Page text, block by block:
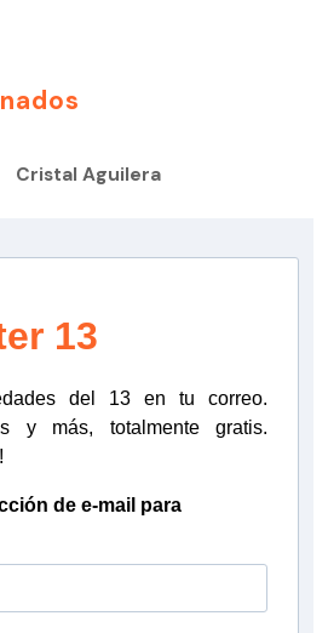
Cristal Aguilera
13
del 13 en tu correo.
y más, totalmente gratis.
de e-mail para